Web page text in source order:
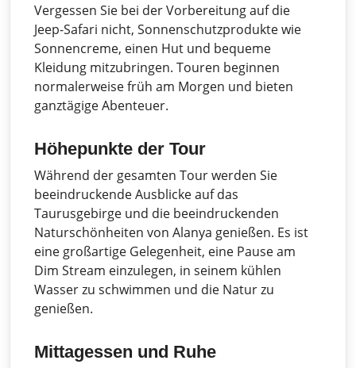
Vergessen Sie bei der Vorbereitung auf die
Jeep-Safari nicht, Sonnenschutzprodukte wie
Sonnencreme, einen Hut und bequeme
Kleidung mitzubringen. Touren beginnen
normalerweise früh am Morgen und bieten
ganztägige Abenteuer.
Höhepunkte der Tour
Während der gesamten Tour werden Sie
beeindruckende Ausblicke auf das
Taurusgebirge und die beeindruckenden
Naturschönheiten von Alanya genießen. Es ist
eine großartige Gelegenheit, eine Pause am
Dim Stream einzulegen, in seinem kühlen
Wasser zu schwimmen und die Natur zu
genießen.
Mittagessen und Ruhe